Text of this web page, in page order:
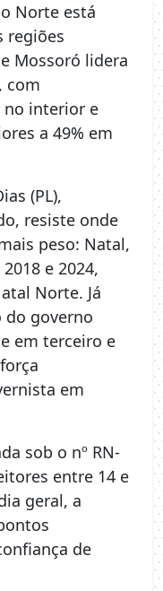
Norte está
regiões
Mossoró lidera
com
no interior e
a 49% em
(PL),
resiste onde
peso: Natal,
e 2024,
Norte. Já
do governo
em terceiro e
em
sob o nº RN-
entre 14 e
geral, a
de